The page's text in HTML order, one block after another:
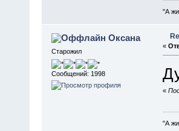
"А
Оксана
Старожил
Сообщений: 1998
«
«
"А